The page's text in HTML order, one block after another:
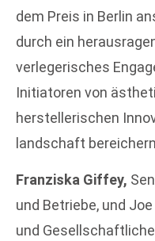
dem Preis in Berlin
durch ein
verlegerisches
Initiatoren von
herstellerischen
landschaft
Franziska Giffey,
und Betriebe, und
und